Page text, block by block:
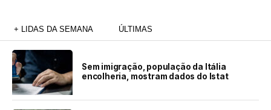
+ LIDAS DA SEMANA ÚLTIMAS
Sem imigração, população da Itália
encolheria, mostram dados do Istat